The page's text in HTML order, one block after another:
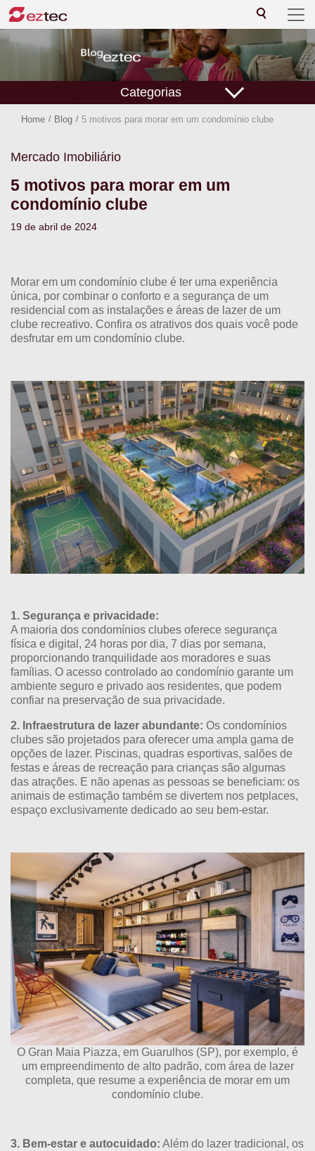
Categorias
Home / Blog / 5 motivos para morar em um condomínio clube
Mercado Imobiliário
5 motivos para morar em um
condomínio clube
19 de abril de 2024
Morar em um condomínio clube é ter uma experiência
única, por combinar o conforto e a segurança de um
residencial com as instalações e áreas de lazer de um
clube recreativo. Confira os atrativos dos quais você pode
desfrutar em um condomínio clube.
1. Segurança e privacidade:
A maioria dos condomínios clubes oferece segurança
física e digital, 24 horas por dia, 7 dias por semana,
proporcionando tranquilidade aos moradores e suas
famílias. O acesso controlado ao condomínio garante um
ambiente seguro e privado aos residentes, que podem
confiar na preservação de sua privacidade.
2. Infraestrutura de lazer abundante: Os condomínios
clubes são projetados para oferecer uma ampla gama de
opções de lazer. Piscinas, quadras esportivas, salões de
festas e áreas de recreação para crianças são algumas
das atrações. E não apenas as pessoas se beneficiam: os
animais de estimação também se divertem nos petplaces,
espaço exclusivamente dedicado ao seu bem-estar.
O Gran Maia Piazza, em Guarulhos (SP), por exemplo, é
um empreendimento de alto padrão, com área de lazer
completa, que resume a experiência de morar em um
condomínio clube.
3. Bem-estar e autocuidado: Além do lazer tradicional, os